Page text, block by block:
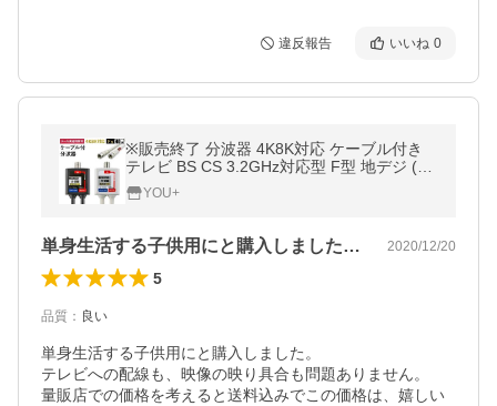
違反報告 いいね 0
※販売終了 分波器 4K8K対応 ケーブル付き
テレビ BS CS 3.2GHz対応型 F型 地デジ (e4
222) 3
YOU+
単身生活する子供用にと購入しました。テ… 2020/12/20
5
品質 ： 良い
単身生活する子供用にと購入しました。
テレビへの配線も、映像の映り具合も問題ありません。
量販店での価格を考えると送料込みでこの価格は、嬉しい